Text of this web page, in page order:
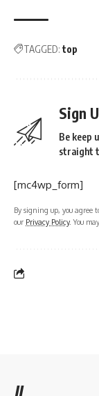
TAGGED: top
Sign
Be keep
straight
[mc4wp_form]
By signing up, you agree
our Privacy Policy. You